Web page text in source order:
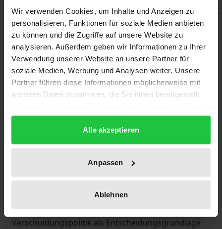
Wir verwenden Cookies, um Inhalte und Anzeigen zu
personalisieren, Funktionen für soziale Medien anbieten
zu können und die Zugriffe auf unsere Website zu
analysieren. Außerdem geben wir Informationen zu Ihrer
Verwendung unserer Website an unsere Partner für
soziale Medien, Werbung und Analysen weiter. Unsere
Partner führen diese Informationen möglicherweise mit
weiteren Daten zusammen, die Sie ihnen bereitgestellt
gesammelt haben.
Alle akzeptieren
Anpassen
Ablehnen
Beschreibung
Angesichts hoher öffentlicher Schulden stellt sich in
einer sozialen Marktwirtschaft nicht nur die
ökonomische Frage nach den intergenerativen
Verteilungswirkungen der Staatsverschuldung,
Wirkungen die Gerechtigkeit zwischen den
macht eine generationengerechte
Verschuldungspolitik aus? Diese Fragen aufgreifend
wird Generationengerechtigkeit als
Ordnungsprinzip konzipiert, das in der
Verschuldungspolitik als Entscheidungsgrundlage